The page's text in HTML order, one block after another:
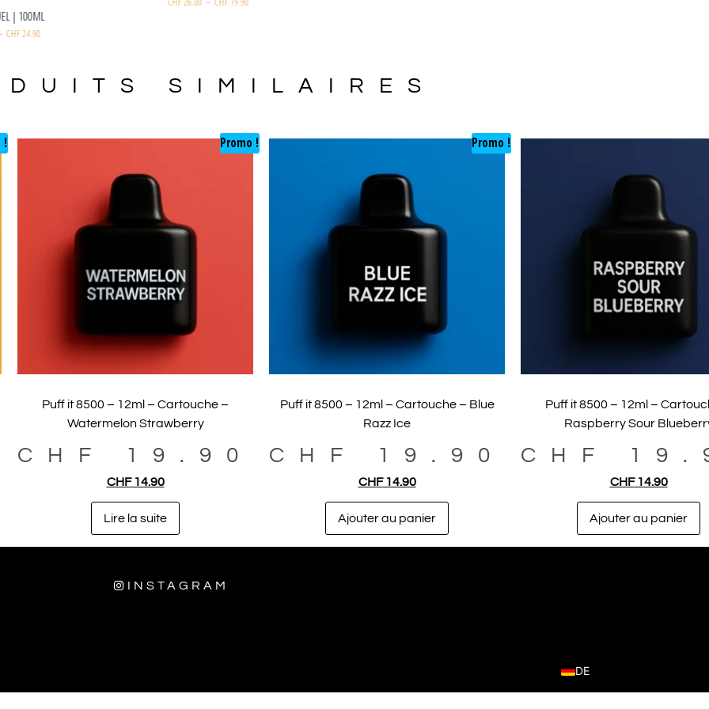
MAISON FUEL | 100ML
CHF
SIMILAIRES
! Promo !
Puff it 8500 – 12ml – Cartouche –
Watermelon Strawberry
CHF 19.90
CHF14.90
Lire la suite
Promo !
Puff it 8500 – 12ml – Cartouche – Blue
Razz Ice
CHF 19.90
CHF14.90
Ajouter au panier
Puff it 8500 – 12ml –
Raspberry Sour
CHF
CHF14.90
Ajouter au panier
INSTAGRAM
DE